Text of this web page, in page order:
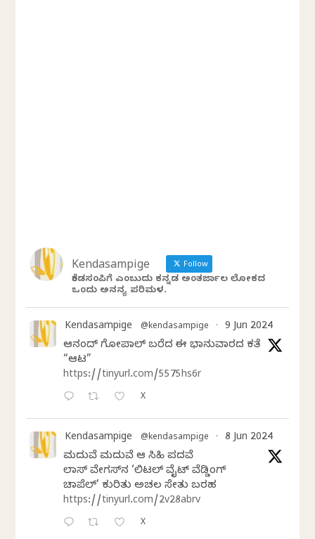
Kendasampige Follow
ಕೆಂಡಸಂಪಿಗೆ ಎಂಬುದು ಕನ್ನಡ ಅಂತರ್ಜಾಲ ಲೋಕದ
ಒಂದು ಅನನ್ಯ ಪರಿಮಳ.
Kendasampige @kendasampige · 9 Jun 2024
ಆನಂದ್‌ ಗೋಪಾಲ್‌ ಬರೆದ ಈ ಭಾನುವಾರದ ಕತೆ
“ಆಟ”
https://tinyurl.com/5575hs6r
X
Kendasampige @kendasampige · 8 Jun 2024
ಮದುವೆ ಮದುವೆ ಆ ಸಿಹಿ ಪದವೆ
ಲಾಸ್‌ ವೇಗಸ್‌ನ ‘ಲಿಟಲ್ ವೈಟ್ ವೆಡ್ಡಿಂಗ್
ಚಾಪೆಲ್’ ಕುರಿತು ಅಚಲ ಸೇತು ಬರಹ
https://tinyurl.com/2v28abrv
X